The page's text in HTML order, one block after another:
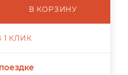
В КОРЗИНУ
1 КЛИК